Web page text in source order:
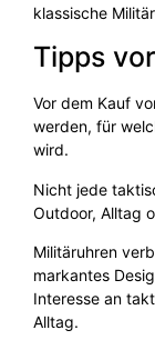
klassische
Tipps
Vor dem Kauf
werden, für
wird.
Nicht jede
Outdoor, Alltag
Militäruhren
markantes
Interesse an
Alltag.